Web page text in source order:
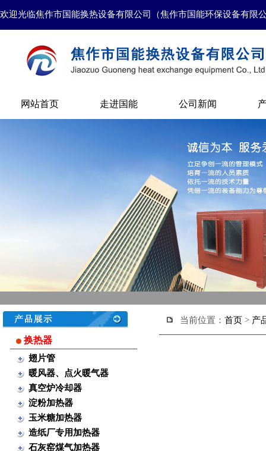
欢迎光临焦作市国能换热设备有限公司（焦作市国能环保设备有限
网站首页 走进国能 公司新闻
换热器
翅片管
暖风器、点火暖气器
真空炉冷却器
淀粉加热器
玉米糖加热器
造纸厂专用加热器
石灰窑煤气加热器
当前位置： 首页 > 产